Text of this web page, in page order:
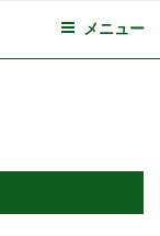
メニュー